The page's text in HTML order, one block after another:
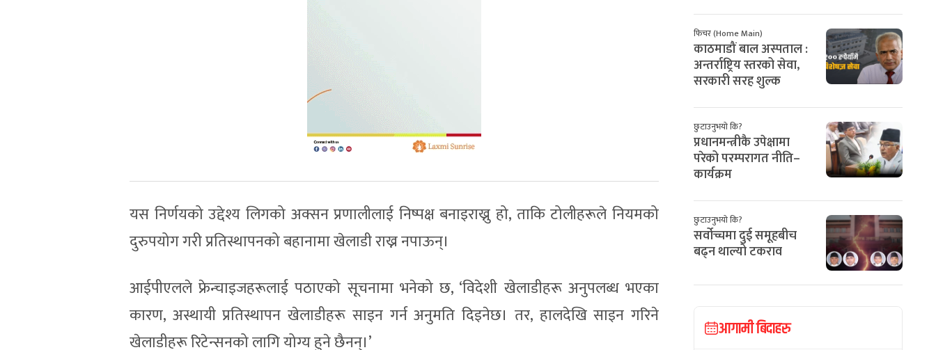
यस निर्णयको उद्देश्य लिगको अक्सन प्रणालीलाई निष्पक्ष बनाइराख्नु हो, ताकि टोलीहरूले नियमको
दुरुपयोग गरी प्रतिस्थापनको बहानामा खेलाडी राख्न नपाऊन्।
आईपीएलले फ्रेन्चाइजहरूलाई पठाएको सूचनामा भनेको छ, ‘विदेशी खेलाडीहरू अनुपलब्ध भएका
कारण, अस्थायी प्रतिस्थापन खेलाडीहरू साइन गर्न अनुमति दिइनेछ। तर, हालदेखि साइन गरिने
खेलाडीहरू रिटेन्सनको लागि योग्य हुने छैनन्।’
फिचर (Home Main)
काठमाडौं बाल अस्पताल :
अन्तर्राष्ट्रिय स्तरको सेवा,
सरकारी सरह शुल्क
छुटाउनुभयो कि?
प्रधानमन्त्रीकै उपेक्षामा
परेको परम्परागत नीति–
कार्यक्रम
छुटाउनुभयो कि?
सर्वोच्चमा दुई समूहबीच
बढ्न थाल्यो टकराव
आगामी बिदाहरु